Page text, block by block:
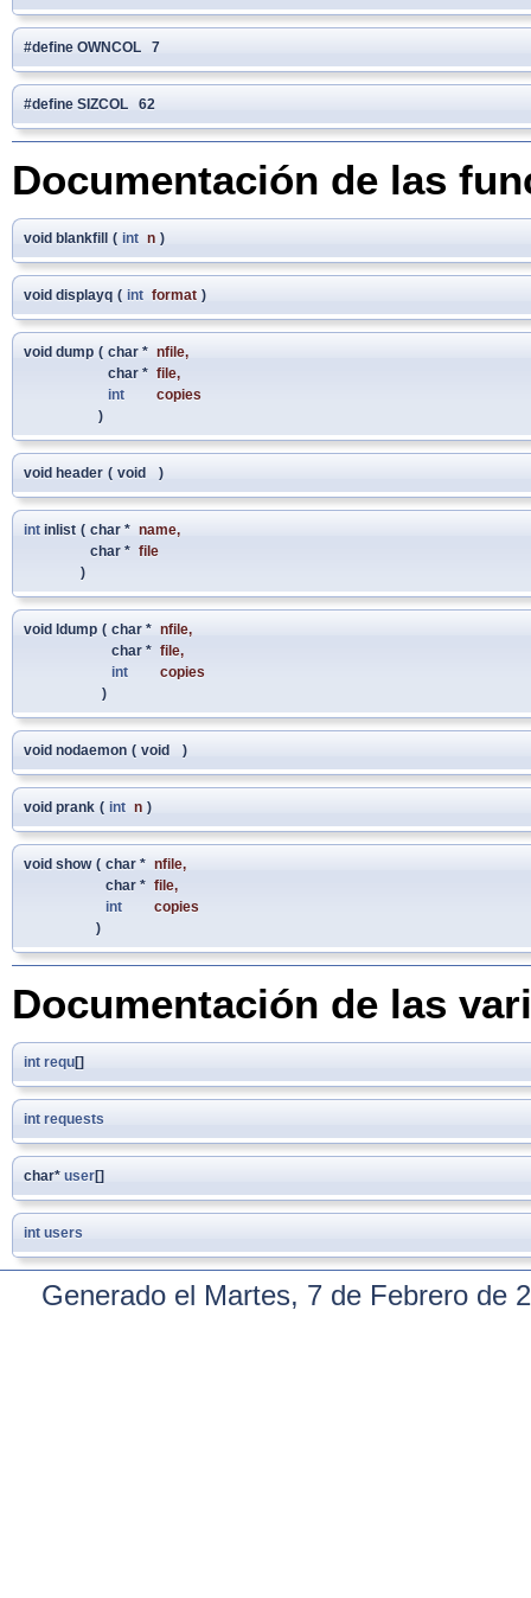
#define OWNCOL 7
#define SIZCOL 62
Documentación de las
void blankfill ( int n )
void displayq ( int format )
void dump ( char * nfile,
char * file,
int
copies
)
void header ( void )
int inlist ( char * name,
char * file
)
void ldump ( char * nfile,
char * file,
int
copies
)
void nodaemon ( void )
void prank ( int n )
void show ( char * nfile,
char * file,
int
copies
)
Documentación de las
int requ[]
int requests
char* user[]
int users
Generado el Martes, 7 de Febrero de